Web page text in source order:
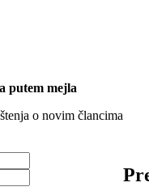
putem mejla
o novim člancima